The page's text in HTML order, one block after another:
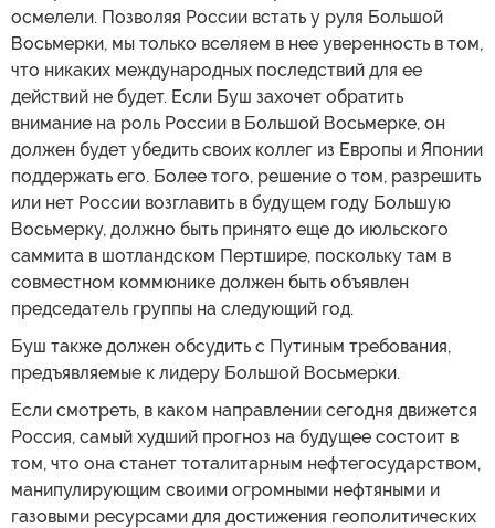
осмелели. Позволяя России встать у руля Большой
Восьмерки, мы только вселяем в нее уверенность в том,
что никаких международных последствий для ее
действий не будет. Если Буш захочет обратить
внимание на роль России в Большой Восьмерке, он
должен будет убедить своих коллег из Европы и Японии
поддержать его. Более того, решение о том, разрешить
или нет России возглавить в будущем году Большую
Восьмерку, должно быть принято еще до июльского
саммита в шотландском Пертшире, поскольку там в
совместном коммюнике должен быть объявлен
председатель группы на следующий год.
Буш также должен обсудить с Путиным требования,
предъявляемые к лидеру Большой Восьмерки.
Если смотреть, в каком направлении сегодня движется
Россия, самый худший прогноз на будущее состоит в
том, что она станет тоталитарным нефтегосударством,
манипулирующим своими огромными нефтяными и
газовыми ресурсами для достижения геополитических